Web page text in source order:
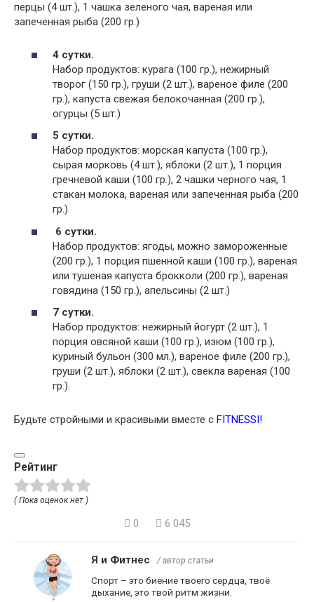
перцы (4 шт.), 1 чашка зеленого чая, вареная или
запеченная рыба (200 гр.)
4 сутки.
Набор продуктов: курага (100 гр.), нежирный
творог (150 гр.), груши (2 шт.), вареное филе (200
гр.), капуста свежая белокочанная (200 гр.),
огурцы (5 шт.)
5 сутки.
Набор продуктов: морская капуста (100 гр.),
сырая морковь (4 шт.), яблоки (2 шт.), 1 порция
гречневой каши (100 гр.), 2 чашки черного чая, 1
стакан молока, вареная или запеченная рыба (200
гр.)
6 сутки.
Набор продуктов: ягоды, можно замороженные
(200 гр.), 1 порция пшенной каши (100 гр.), вареная
или тушеная капуста брокколи (200 гр.), вареная
говядина (150 гр.), апельсины (2 шт.)
7 сутки.
Набор продуктов: нежирный йогурт (2 шт.), 1
порция овсяной каши (100 гр.), изюм (100 гр.),
куриный бульон (300 мл.), вареное филе (200 гр.),
груши (2 шт.), яблоки (2 шт.), свекла вареная (100
гр.).
Будьте стройными и красивыми вместе с FITNESSI!
Рейтинг
( Пока оценок нет )
0 6 045
Я и Фитнес / автор статьи
Спорт – это биение твоего сердца, твоё
дыхание, это твой ритм жизни.